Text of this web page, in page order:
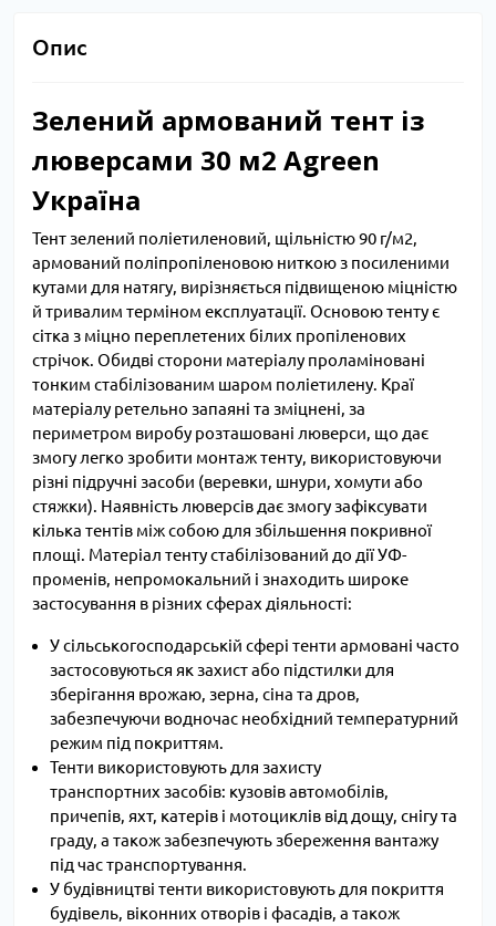
Опис
Зелений армований тент із
люверсами 30 м2 Agreen
Україна
Тент зелений поліетиленовий, щільністю 90 г/м2,
армований поліпропіленовою ниткою з посиленими
кутами для натягу, вирізняється підвищеною міцністю
й тривалим терміном експлуатації. Основою тенту є
сітка з міцно переплетених білих пропіленових
стрічок. Обидві сторони матеріалу проламіновані
тонким стабілізованим шаром поліетилену. Краї
матеріалу ретельно запаяні та зміцнені, за
периметром виробу розташовані люверси, що дає
змогу легко зробити монтаж тенту, використовуючи
різні підручні засоби (веревки, шнури, хомути або
стяжки). Наявність люверсів дає змогу зафіксувати
кілька тентів між собою для збільшення покривної
площі. Матеріал тенту стабілізований до дії УФ-
променів, непромокальний і знаходить широке
застосування в різних сферах діяльності:
У сільськогосподарській сфері тенти армовані часто
застосовуються як захист або підстилки для
зберігання врожаю, зерна, сіна та дров,
забезпечуючи водночас необхідний температурний
режим під покриттям.
Тенти використовують для захисту
транспортних засобів: кузовів автомобілів,
причепів, яхт, катерів і мотоциклів від дощу, снігу та
граду, а також забезпечують збереження вантажу
під час транспортування.
У будівництві тенти використовують для покриття
будівель, віконних отворів і фасадів, а також